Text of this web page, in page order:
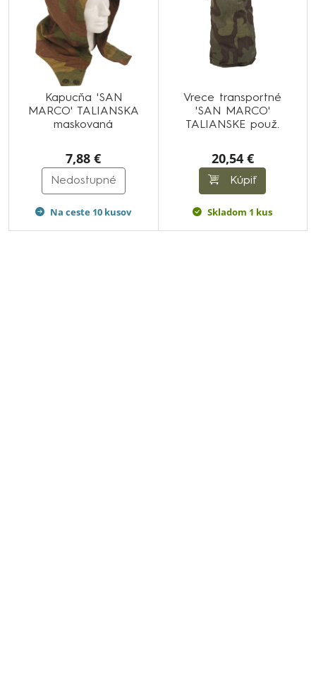
Kapucňa 'SAN
MARCO' TALIANSKA
maskovaná
7,88 €
Nedostupné
Na ceste 10 kusov
Vrece transportné
'SAN MARCO'
TALIANSKE použ.
20,54 €
Kúpiť
Skladom 1 kus